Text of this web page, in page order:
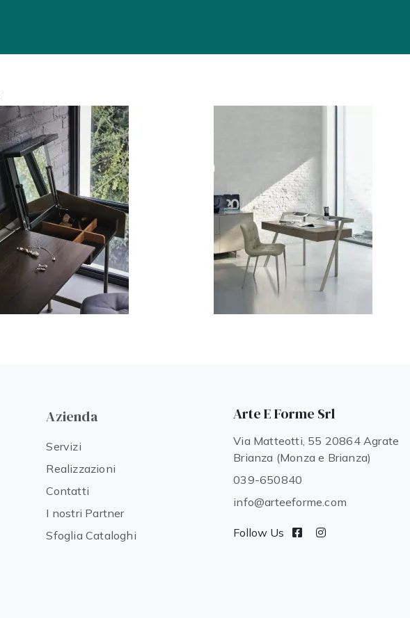
Azienda
Servizi
Realizzazioni
Contatti
I nostri Partner
Sfoglia Cataloghi
Arte E Forme Srl
Via Matteotti, 55 20864 Agrate
Brianza (Monza e Brianza)
039-650840
info@arteeforme.com
Follow Us